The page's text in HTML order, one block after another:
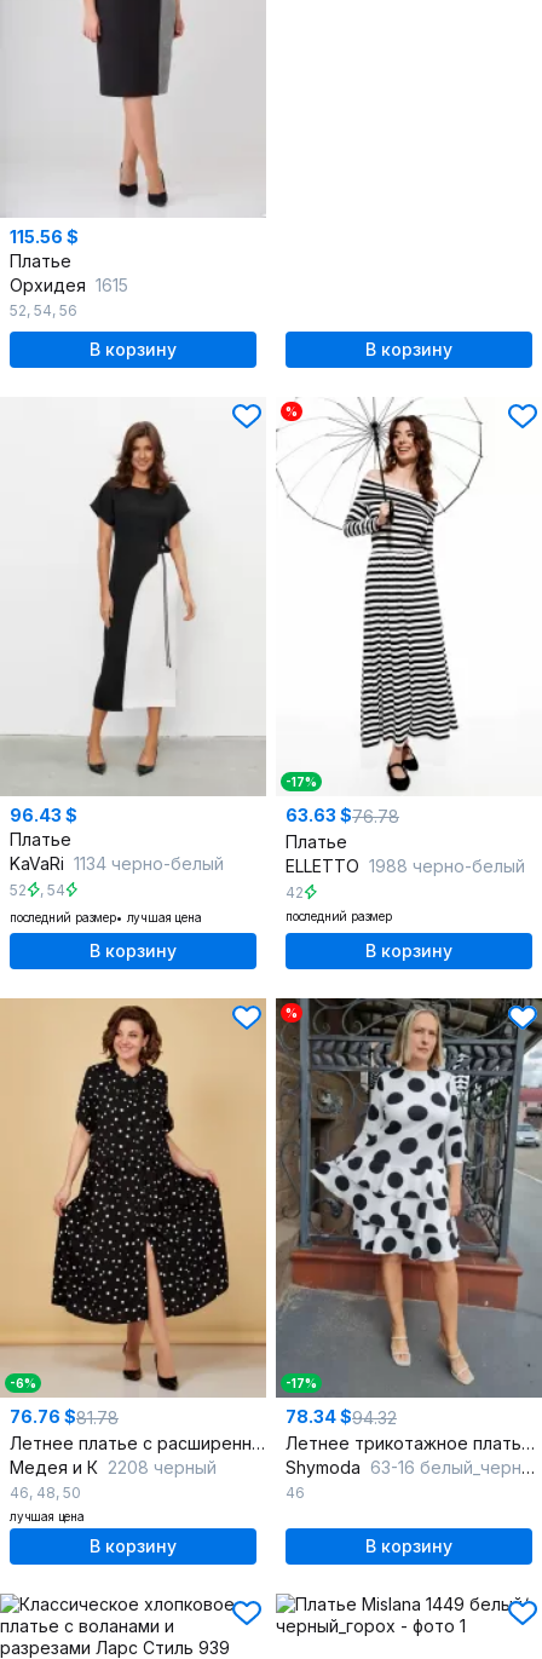
115.56 $
Платье
Орхидея 1615
52, 54, 56
В корзину В корзину
96.43 $
Платье
KaVaRi 1134 черно-белый
52 , 54
последний размер лучшая цена
В корзину
%
-17%
63.63 $76.78
Платье
ELLETTO 1988 черно-белый
42
последний размер
В корзину
-6%
76.76 $81.78
Летнее платье с расширенным низом короткий рукав
Медея и К 2208 черный
46, 48, 50
лучшая цена
В корзину
%
-17%
78.34 $94.32
Летнее трикотажное платье с воланами и рукавами 3/4
Shymoda 63-16 белый_черный_горох
46
В корзину